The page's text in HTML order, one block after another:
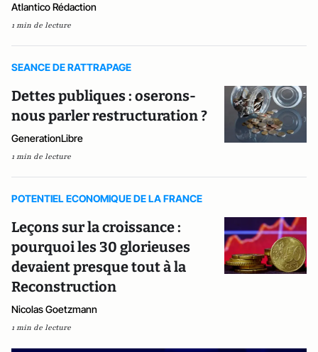
Atlantico Rédaction
1 min de lecture
SEANCE DE RATTRAPAGE
Dettes publiques : oserons-
nous parler restructuration ?
GenerationLibre
1 min de lecture
POTENTIEL ECONOMIQUE DE LA FRANCE
Leçons sur la croissance :
pourquoi les 30 glorieuses
devaient presque tout à la
Reconstruction
Nicolas Goetzmann
1 min de lecture